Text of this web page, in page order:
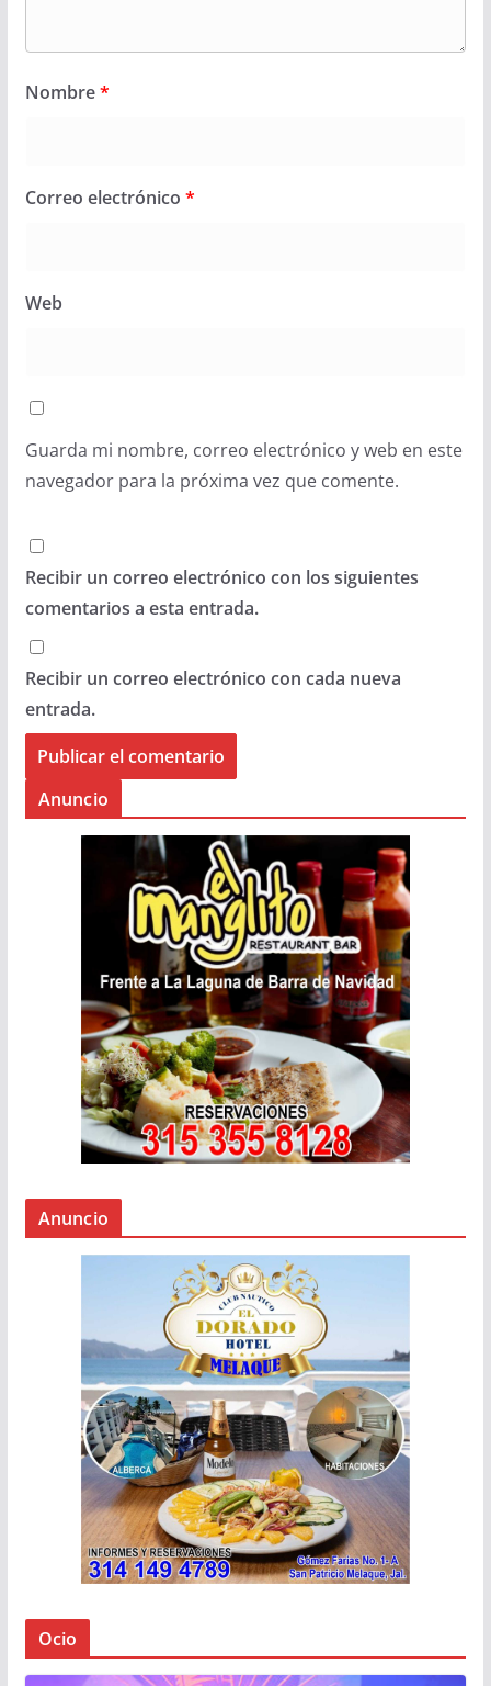
Nombre*
Correo electrónico *
Web
Guarda mi nombre, correo electrónico y web en este
navegador para la próxima vez que comente.
Recibir un correo electrónico con los siguientes
comentarios a esta entrada.
Recibir un correo electrónico con cada nueva
entrada.
Anuncio
Anuncio
Ocio